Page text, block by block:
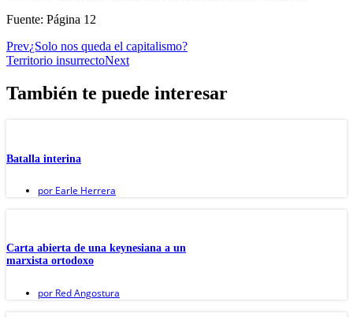
Fuente: Página 12
Prev¿Solo nos queda el capitalismo?
Territorio insurrectoNext
También te puede interesar
Batalla interina
por Earle Herrera
Carta abierta de una keynesiana a un
marxista ortodoxo
por Red Angostura